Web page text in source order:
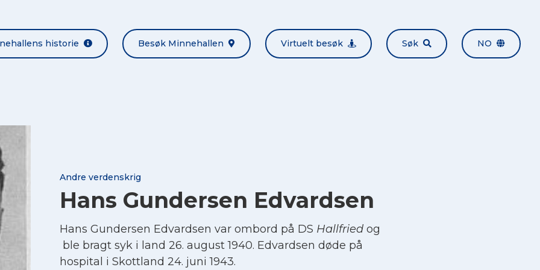
historie Besøk Minnehallen Virtuelt besøk Søk NO
Andre verdenskrig
Hans Gundersen Edvardsen
Hans Gundersen Edvardsen var ombord på DS Hallfriedog
ble bragt syk i land 26. august 1940. Edvardsen døde på
hospital i Skottland 24. juni 1943.